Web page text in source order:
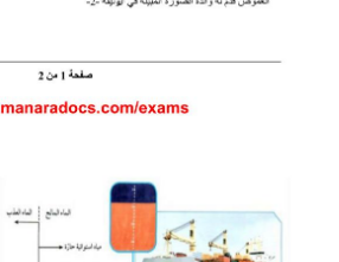
بحوث
بحوث